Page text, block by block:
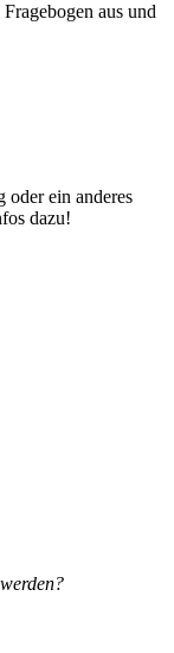
aus und
oder ein anderes
dazu!